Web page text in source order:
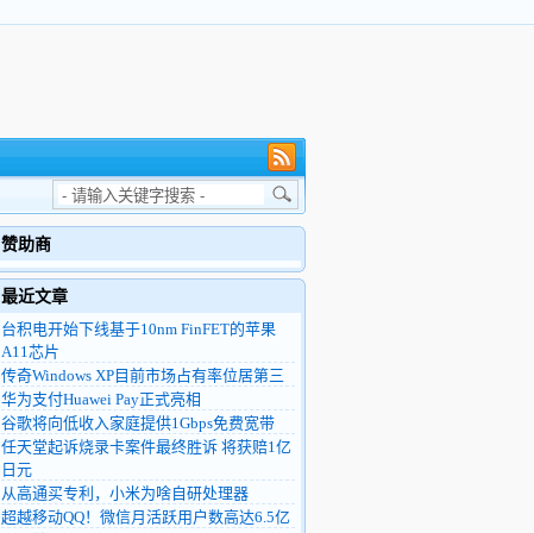
赞助商
最近文章
台积电开始下线基于10nm FinFET的苹果
A11芯片
传奇Windows XP目前市场占有率位居第三
华为支付Huawei Pay正式亮相
谷歌将向低收入家庭提供1Gbps免费宽带
任天堂起诉烧录卡案件最终胜诉 将获赔1亿
日元
从高通买专利，小米为啥自研处理器
超越移动QQ！微信月活跃用户数高达6.5亿